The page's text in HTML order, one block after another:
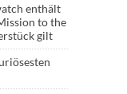
enthält
to the
gilt